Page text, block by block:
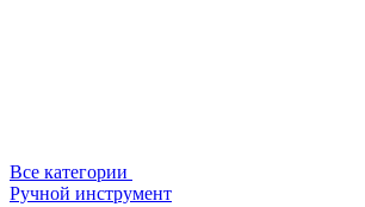
Все категории
Ручной инструмент